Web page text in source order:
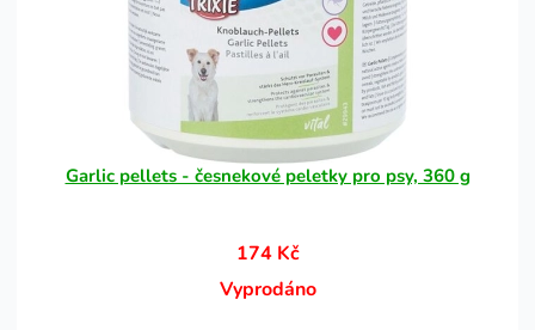
Garlic pellets - česnekové peletky pro psy, 360 g
174 Kč
Vyprodáno